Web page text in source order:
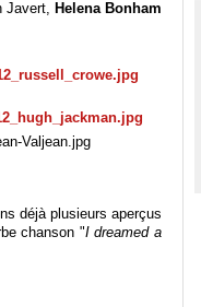
Helena Bonham
déjà plusieurs aperçus
chanson "I dreamed a